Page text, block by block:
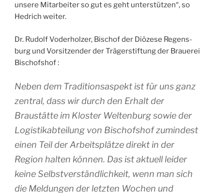
unsere Mitar­bei­ter so gut es geht unterstüt­zen“, so
Hedrich weiter.
Dr. Rudolf Vode­rhol­zer, Bischof der Diö­zese Regens­
burg und Vor­sit­zen­der der Trä­gers­tif­tung der Braue­rei
Bischofshof :
Neben dem Tra­di­tion­sas­pekt ist für uns ganz
zen­tral, dass wir durch den Erhalt der
Braustätte im Klos­ter Wel­ten­burg sowie der
Logis­ti­kab­tei­lung von Bischof­shof zumin­dest
einen Teil der Arbeits­plätze direkt in der
Region hal­ten kön­nen. Das ist aktuell lei­der
keine Selbst­verständ­li­ch­keit, wenn man sich
die Mel­dun­gen der letz­ten Wochen und